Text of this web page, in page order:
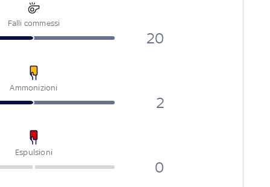
Falli commessi
20
Ammonizioni
2
Espulsioni
0